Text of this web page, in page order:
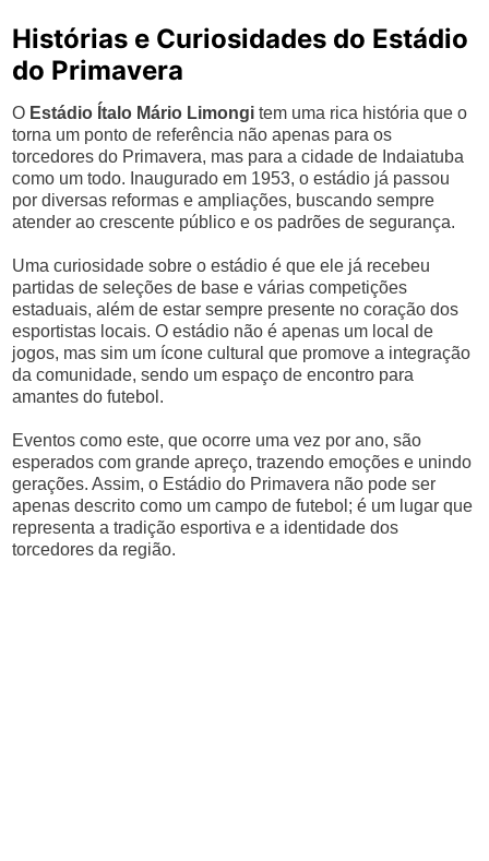
Histórias e Curiosidades do Estádio
do Primavera
O Estádio Ítalo Mário Limongi tem uma rica história que o
torna um ponto de referência não apenas para os
torcedores do Primavera, mas para a cidade de Indaiatuba
como um todo. Inaugurado em 1953, o estádio já passou
por diversas reformas e ampliações, buscando sempre
atender ao crescente público e os padrões de segurança.
Uma curiosidade sobre o estádio é que ele já recebeu
partidas de seleções de base e várias competições
estaduais, além de estar sempre presente no coração dos
esportistas locais. O estádio não é apenas um local de
jogos, mas sim um ícone cultural que promove a integração
da comunidade, sendo um espaço de encontro para
amantes do futebol.
Eventos como este, que ocorre uma vez por ano, são
esperados com grande apreço, trazendo emoções e unindo
gerações. Assim, o Estádio do Primavera não pode ser
apenas descrito como um campo de futebol; é um lugar que
representa a tradição esportiva e a identidade dos
torcedores da região.